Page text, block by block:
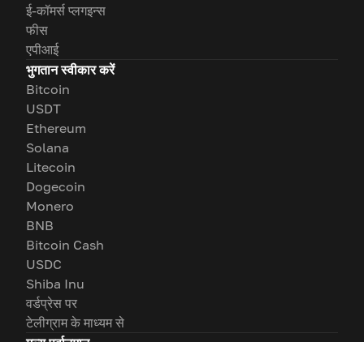
ई-कॉमर्स प्लगइन्स
फीस
एपीआई
भुगतान स्वीकार करें
Bitcoin
USDT
Ethereum
Solana
Litecoin
Dogecoin
Monero
BNB
Bitcoin Cash
USDC
Shiba Inu
वर्डप्रेस पर
टेलीग्राम के माध्यम से